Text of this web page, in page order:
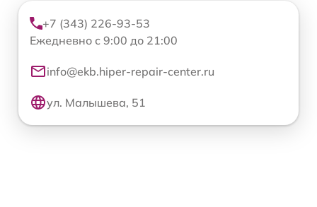
+7 (343) 226-93-53
Ежедневно с 9:00 до 21:00
info@ekb.hiper-repair-center.ru
ул. Малышева, 51